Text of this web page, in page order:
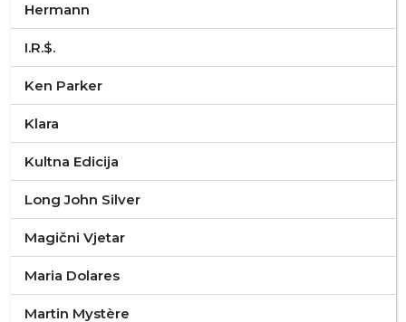
Hermann
I.R.$.
Ken Parker
Klara
Kultna Edicija
Long John Silver
Magični Vjetar
Maria Dolares
Martin Mystère